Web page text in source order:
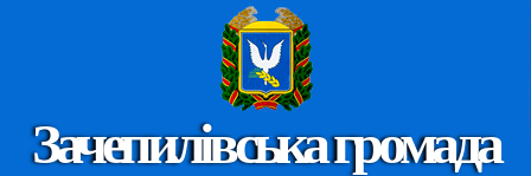
Зачепилівська громада